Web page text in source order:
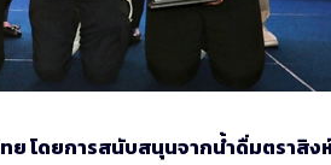
ย โดยการสนับสนุนจากน้ำดื่มตราสิ